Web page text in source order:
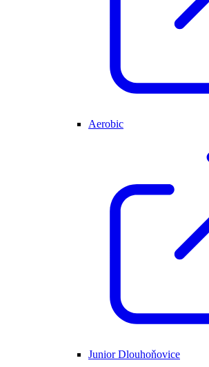
Aerobic
Junior Dlouhoňovice